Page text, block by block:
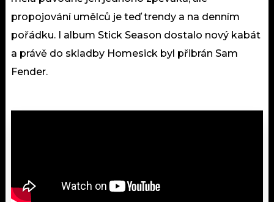
propojování umělců je teď trendy a na denním
pořádku. I album Stick Season dostalo nový kabát
a právě do skladby Homesick byl přibrán Sam
Fender.